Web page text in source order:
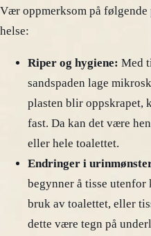
Vær oppmerksom på
helse:
Riper og hygiene: Med
sandspaden lage
plasten blir oppskrapet,
fast. Da kan det være
eller hele toalettet.
Endringer i
begynner å tisse utenfor
bruk av toalettet, eller
dette være tegn på